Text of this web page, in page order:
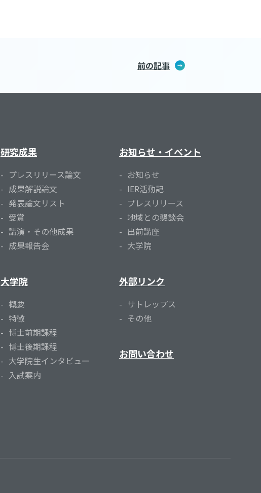
前の記事
研究成果
プレスリリース論文
成果解説論文
発表論文リスト
受賞
講演・その他成果
成果報告会
大学院
概要
特徴
博士前期課程
博士後期課程
大学院生インタビュー
入試案内
お知らせ・イベント
お知らせ
IER活動記
プレスリリース
地域との懇談会
出前講座
大学院
外部リンク
サトレップス
その他
お問い合わせ